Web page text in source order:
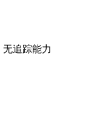
无追踪能力